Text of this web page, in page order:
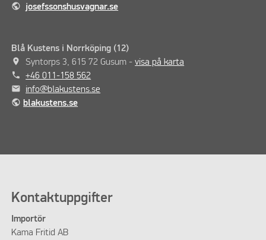
public
josefssonshusvagnar.se
Blå Kustens i Norrköping (12)
place
Syntorps 3, 615 72 Gusum -visa på karta
phone
+46 011-158 562
mail
info@blakustens.se
public blakustens.se
Kontaktuppgifter
Importör
Kama Fritid AB